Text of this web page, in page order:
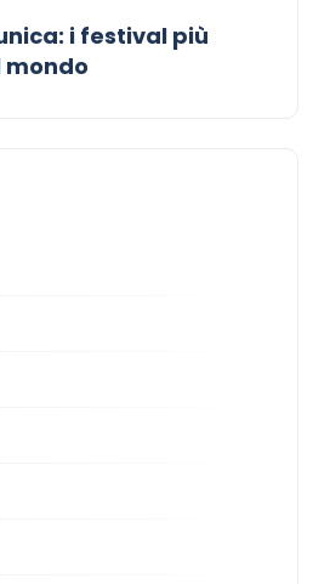
i festival più